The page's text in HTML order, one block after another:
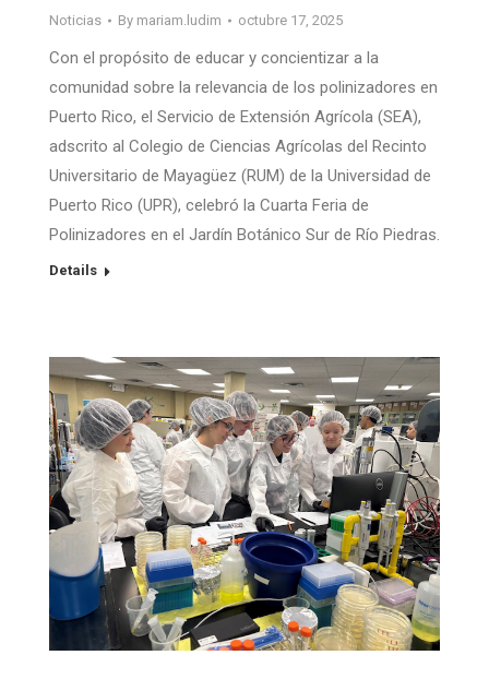
Noticias By mariam.ludim octubre 17, 2025
Con el propósito de educar y concientizar a la
comunidad sobre la relevancia de los polinizadores en
Puerto Rico, el Servicio de Extensión Agrícola (SEA),
adscrito al Colegio de Ciencias Agrícolas del Recinto
Universitario de Mayagüez (RUM) de la Universidad de
Puerto Rico (UPR), celebró la Cuarta Feria de
Polinizadores en el Jardín Botánico Sur de Río Piedras.
Details